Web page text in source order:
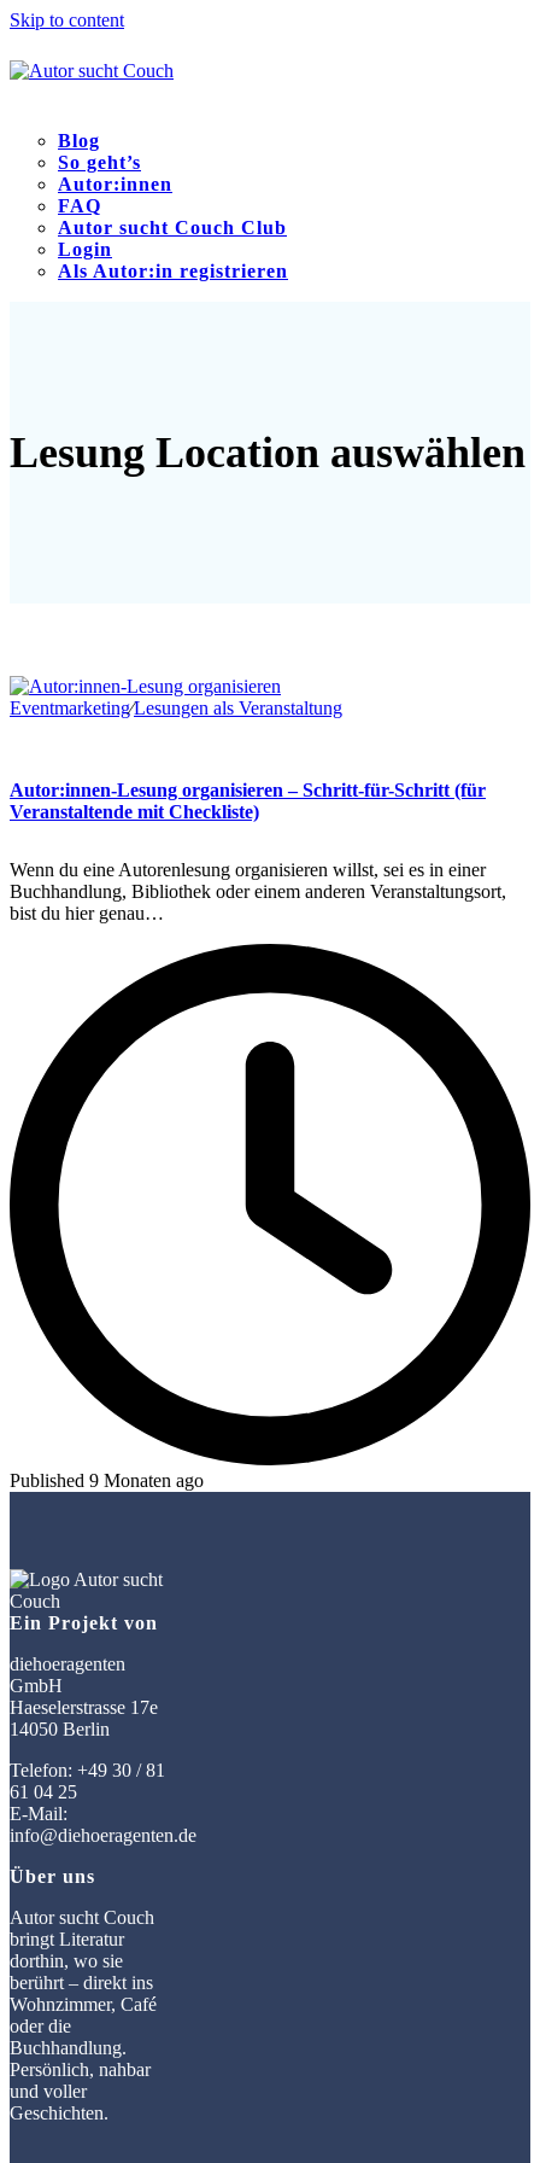
Skip to content
Blog
So geht’s
Autor:innen
FAQ
Autor sucht Couch Club
Login
Als Autor:in registrieren
Lesung Location auswählen
Eventmarketing∕Lesungen als Veranstaltung
Autor:innen-Lesung organisieren – Schritt-für-Schritt (für
Veranstaltende mit Checkliste)
Wenn du eine Autorenlesung organisieren willst, sei es in einer
Buchhandlung, Bibliothek oder einem anderen Veranstaltungsort,
bist du hier genau…
Published 9 Monaten ago
Ein Projekt von
diehoeragenten
GmbH
Haeselerstrasse 17e
14050 Berlin
Telefon: +49 30 / 81
61 04 25
E-Mail:
info@diehoeragenten.de
Über uns
Autor sucht Couch
bringt Literatur
dorthin, wo sie
berührt – direkt ins
Wohnzimmer, Café
oder die
Buchhandlung.
Persönlich, nahbar
und voller
Geschichten.